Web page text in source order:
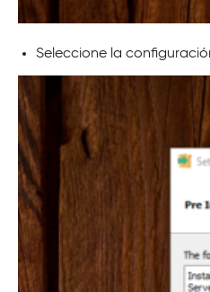
Seleccione la